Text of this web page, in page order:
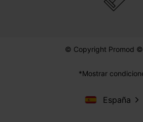
© Copyright Promod
*Mostrar
España